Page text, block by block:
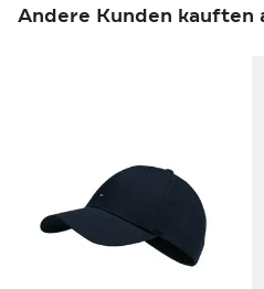
Andere Kunden kauften